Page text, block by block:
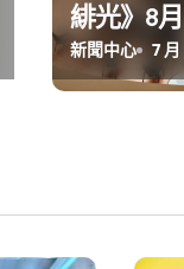
緋光》8
越時代的
新聞中心 7